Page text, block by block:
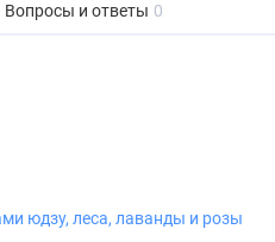
Вопросы и ответы 0